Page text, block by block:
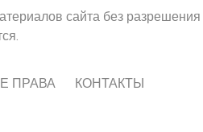
сайта без
ПРАВА КОНТАКТЫ